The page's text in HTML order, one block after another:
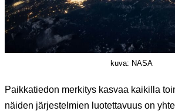
kuva: NASA
Paikkatiedon merkitys kasvaa kaikilla
näiden järjestelmien luotettavuus on